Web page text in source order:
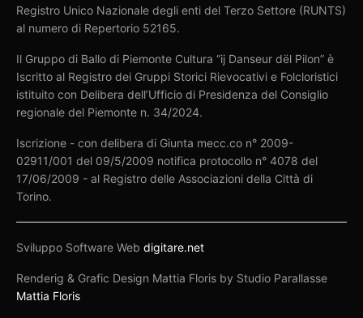
Registro Unico Nazionale degli enti del Terzo Settore (RUNTS)
al numero di Repertorio 52165.
Il Gruppo di Ballo di Piemonte Cultura “ij Danseur dël Pilon” è
Iscritto al Registro dei Gruppi Storici Rievocativi e Folcloristici
istituito con Delibera dell’Ufficio di Presidenza del Consiglio
regionale del Piemonte n. 34/2024.
Iscrizione - con delibera di Giunta mecc.co n° 2009-
02911/001 del 09/5/2009 notifica protocollo n° 4078 del
17/06/2009 - al Registro delle Associazioni della Città di
Torino.
Sviluppo Software Webdigitare.net
Renderig & Grafic Design Mattia Floris by Studio Parallasse
Mattia Floris